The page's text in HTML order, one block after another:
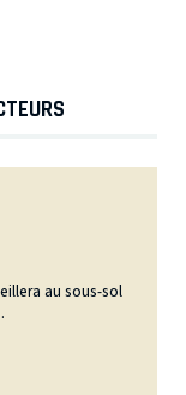
au sous-sol